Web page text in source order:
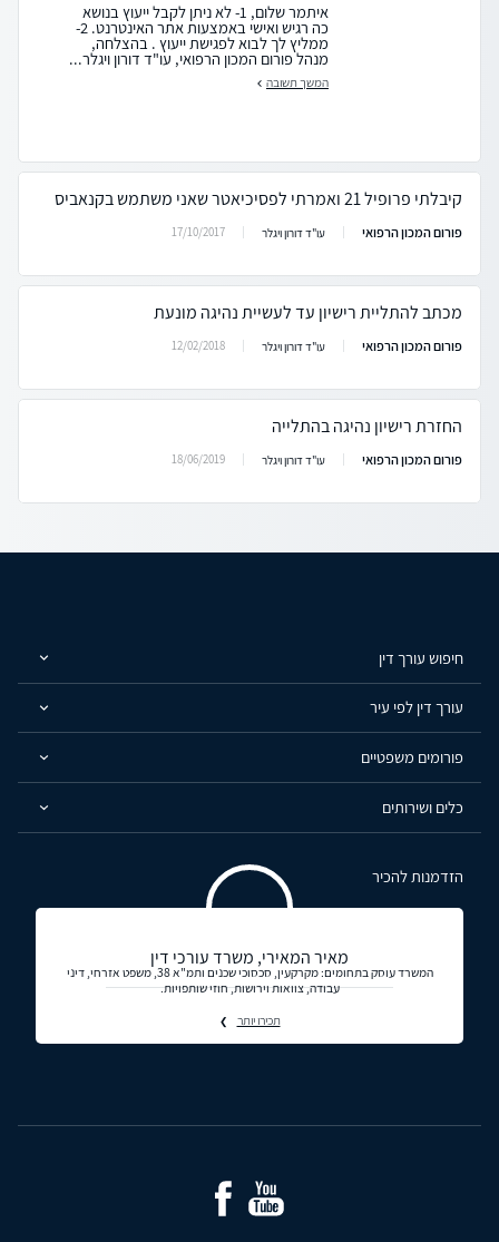
איתמר שלום, 1- לא ניתן לקבל ייעוץ בנושא
כה רגיש ואישי באמצעות אתר האינטרנט. 2-
ממליץ לך לבוא לפגישת ייעוץ . בהצלחה,
מנהל פורום המכון הרפואי, עו"ד דורון ויגלר...
המשך תשובה
קיבלתי פרופיל 21 ואמרתי לפסיכיאטר שאני משתמש בקנאביס
פורום המכון הרפואי עו"ד דורון ויגלר 17/10/2017
מכתב להתליית רישיון עד לעשיית נהיגה מונעת
פורום המכון הרפואי עו"ד דורון ויגלר 12/02/2018
החזרת רישיון נהיגה בהתלייה
פורום המכון הרפואי עו"ד דורון ויגלר 18/06/2019
חיפוש עורך דין
עורך דין לפי עיר
פורומים משפטיים
כלים ושירותים
הזדמנות להכיר
מאיר המאירי, משרד עורכי דין
המשרד עוסק בתחומים: מקרקעין, סכסוכי שכנים ותמ"א 38, משפט אזרחי, דיני
עבודה, צוואות וירושות, חוזי שותפויות.
תכירו יותר